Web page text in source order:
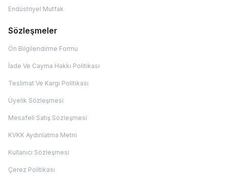
Endüstriyel Mutfak
Sözleşmeler
Ön Bilgilendirme Formu
İade Ve Cayma Hakkı Politikası
Teslimat Ve Kargı Politikası
Üyelik Sözleşmesi
Mesafeli Satış Sözleşmesi
KVKK Aydınlatma Metni
Kullanıcı Sözleşmesi
Çerez Politikası